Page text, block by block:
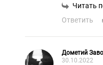
Читать
Ответить
Дометий
30.10.2022